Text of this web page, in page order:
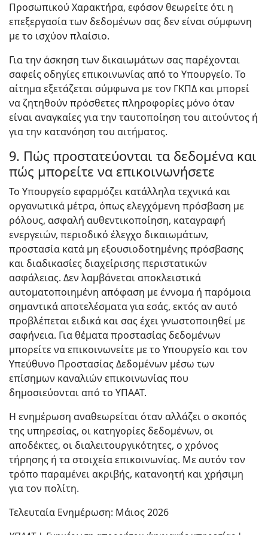
Προσωπικού Χαρακτήρα, εφόσον θεωρείτε ότι η
επεξεργασία των δεδομένων σας δεν είναι σύμφωνη
με το ισχύον πλαίσιο.
Για την άσκηση των δικαιωμάτων σας παρέχονται
σαφείς οδηγίες επικοινωνίας από το Υπουργείο. Το
αίτημα εξετάζεται σύμφωνα με τον ΓΚΠΔ και μπορεί
να ζητηθούν πρόσθετες πληροφορίες μόνο όταν
είναι αναγκαίες για την ταυτοποίηση του αιτούντος ή
για την κατανόηση του αιτήματος.
9. Πώς προστατεύονται τα δεδομένα και
πώς μπορείτε να επικοινωνήσετε
Το Υπουργείο εφαρμόζει κατάλληλα τεχνικά και
οργανωτικά μέτρα, όπως ελεγχόμενη πρόσβαση με
ρόλους, ασφαλή αυθεντικοποίηση, καταγραφή
ενεργειών, περιοδικό έλεγχο δικαιωμάτων,
προστασία κατά μη εξουσιοδοτημένης πρόσβασης
και διαδικασίες διαχείρισης περιστατικών
ασφάλειας. Δεν λαμβάνεται αποκλειστικά
αυτοματοποιημένη απόφαση με έννομα ή παρόμοια
σημαντικά αποτελέσματα για εσάς, εκτός αν αυτό
προβλέπεται ειδικά και σας έχει γνωστοποιηθεί με
σαφήνεια. Για θέματα προστασίας δεδομένων
μπορείτε να επικοινωνείτε με το Υπουργείο και τον
Υπεύθυνο Προστασίας Δεδομένων μέσω των
επίσημων καναλιών επικοινωνίας που
δημοσιεύονται από το ΥΠΑΑΤ.
Η ενημέρωση αναθεωρείται όταν αλλάζει ο σκοπός
της υπηρεσίας, οι κατηγορίες δεδομένων, οι
αποδέκτες, οι διαλειτουργικότητες, ο χρόνος
τήρησης ή τα στοιχεία επικοινωνίας. Με αυτόν τον
τρόπο παραμένει ακριβής, κατανοητή και χρήσιμη
για τον πολίτη.
Τελευταία Ενημέρωση: Μάιος 2026